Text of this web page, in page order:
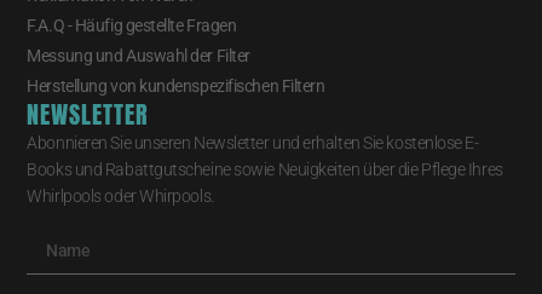
F.A.Q - Häufig gestellte Fragen
Messung und Auswahl der Filter
Herstellung von kundenspezifischen Filtern
NEWSLETTER
Abonnieren Sie unseren Newsletter und erhalten Sie kostenlose E-
Books und Rabattgutscheine sowie Neuigkeiten über die Pflege Ihres
Whirlpools oder Whirpools.